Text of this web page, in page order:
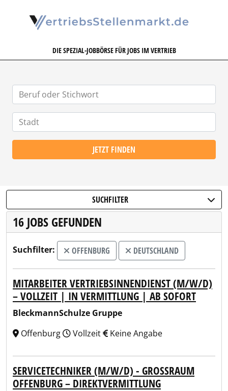
DIE SPEZIAL-JOBBÖRSE FÜR JOBS IM VERTRIEB
JETZT FINDEN
SUCHFILTER
16 JOBS GEFUNDEN
Suchfilter: OFFENBURG DEUTSCHLAND
MITARBEITER VERTRIEBSINNENDIENST (M/W/D)
– VOLLZEIT | IN VERMITTLUNG | AB SOFORT
BleckmannSchulze Gruppe
Offenburg
Vollzeit Keine Angabe
SERVICETECHNIKER (M/W/D) - GROSSRAUM O
FFENBURG – DIREKTVERMITTLUNG